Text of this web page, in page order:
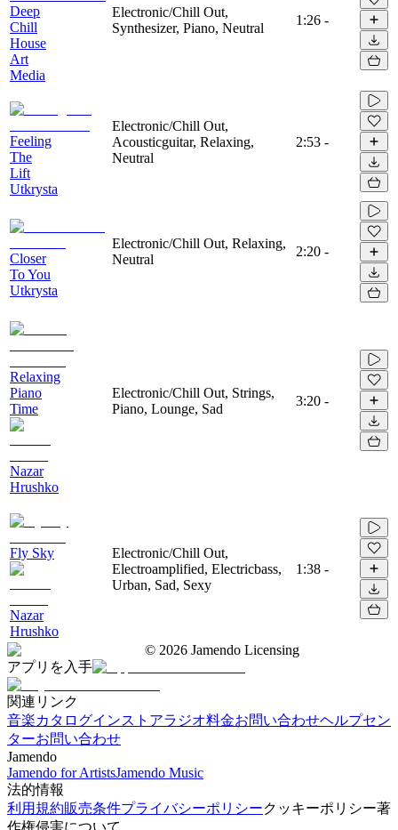
Deep
Chill
House
Art
Media
Electronic/Chill Out,
Synthesizer, Piano, Neutral
1:26 -
Feeling
The
Lift
Utkrysta
Electronic/Chill Out,
Acousticguitar, Relaxing,
Neutral
2:53 -
Closer
To You
Utkrysta
Electronic/Chill Out, Relaxing,
Neutral
2:20 -
Relaxing
Piano
Time
Nazar
Hrushko
Electronic/Chill Out, Strings,
Piano, Lounge, Sad
3:20 -
Fly Sky
Nazar
Hrushko
Electronic/Chill Out,
Electroamplified, Electricbass,
Urban, Sad, Sexy
1:38 -
© 2026 Jamendo Licensing
アプリを入手
関連リンク
音楽カタログインストアラジオ料金お問い合わせヘルプセン
ターお問い合わせ
Jamendo
Jamendo for ArtistsJamendo Music
法的情報
利用規約販売条件プライバシーポリシークッキーポリシー著
作権侵害について